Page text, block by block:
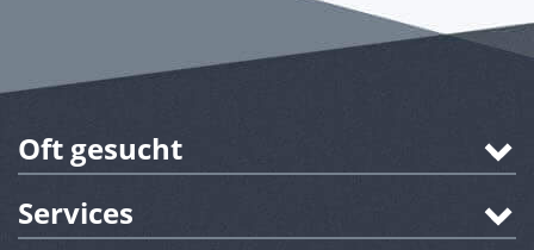
Oft gesucht
Services